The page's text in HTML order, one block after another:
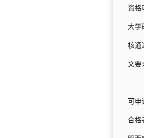
资格
大学
核通
文要
可申
合格